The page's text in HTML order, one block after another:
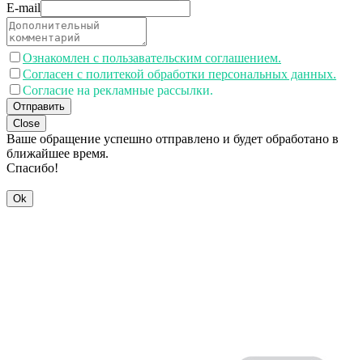
E-mail
Ознакомлен с пользавательским соглашением.
Согласен с политекой обработки персональных данных.
Согласие на рекламные рассылки.
Отправить
Close
Ваше обращение успешно отправлено и будет обработано в
ближайшее время.
Спасибо!
Ok